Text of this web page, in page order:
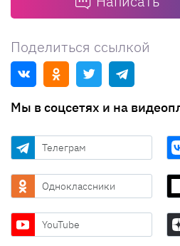
Поделиться ссылкой
Мы в соцсетях и на
Телеграм
Одноклассники
YouTube